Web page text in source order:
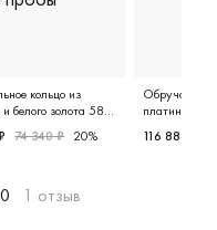
золото 585 пробы,
кольцо из
и белого золота 585
74 340 ₽ 20%
1 отзыв
платины
116 888 ₽